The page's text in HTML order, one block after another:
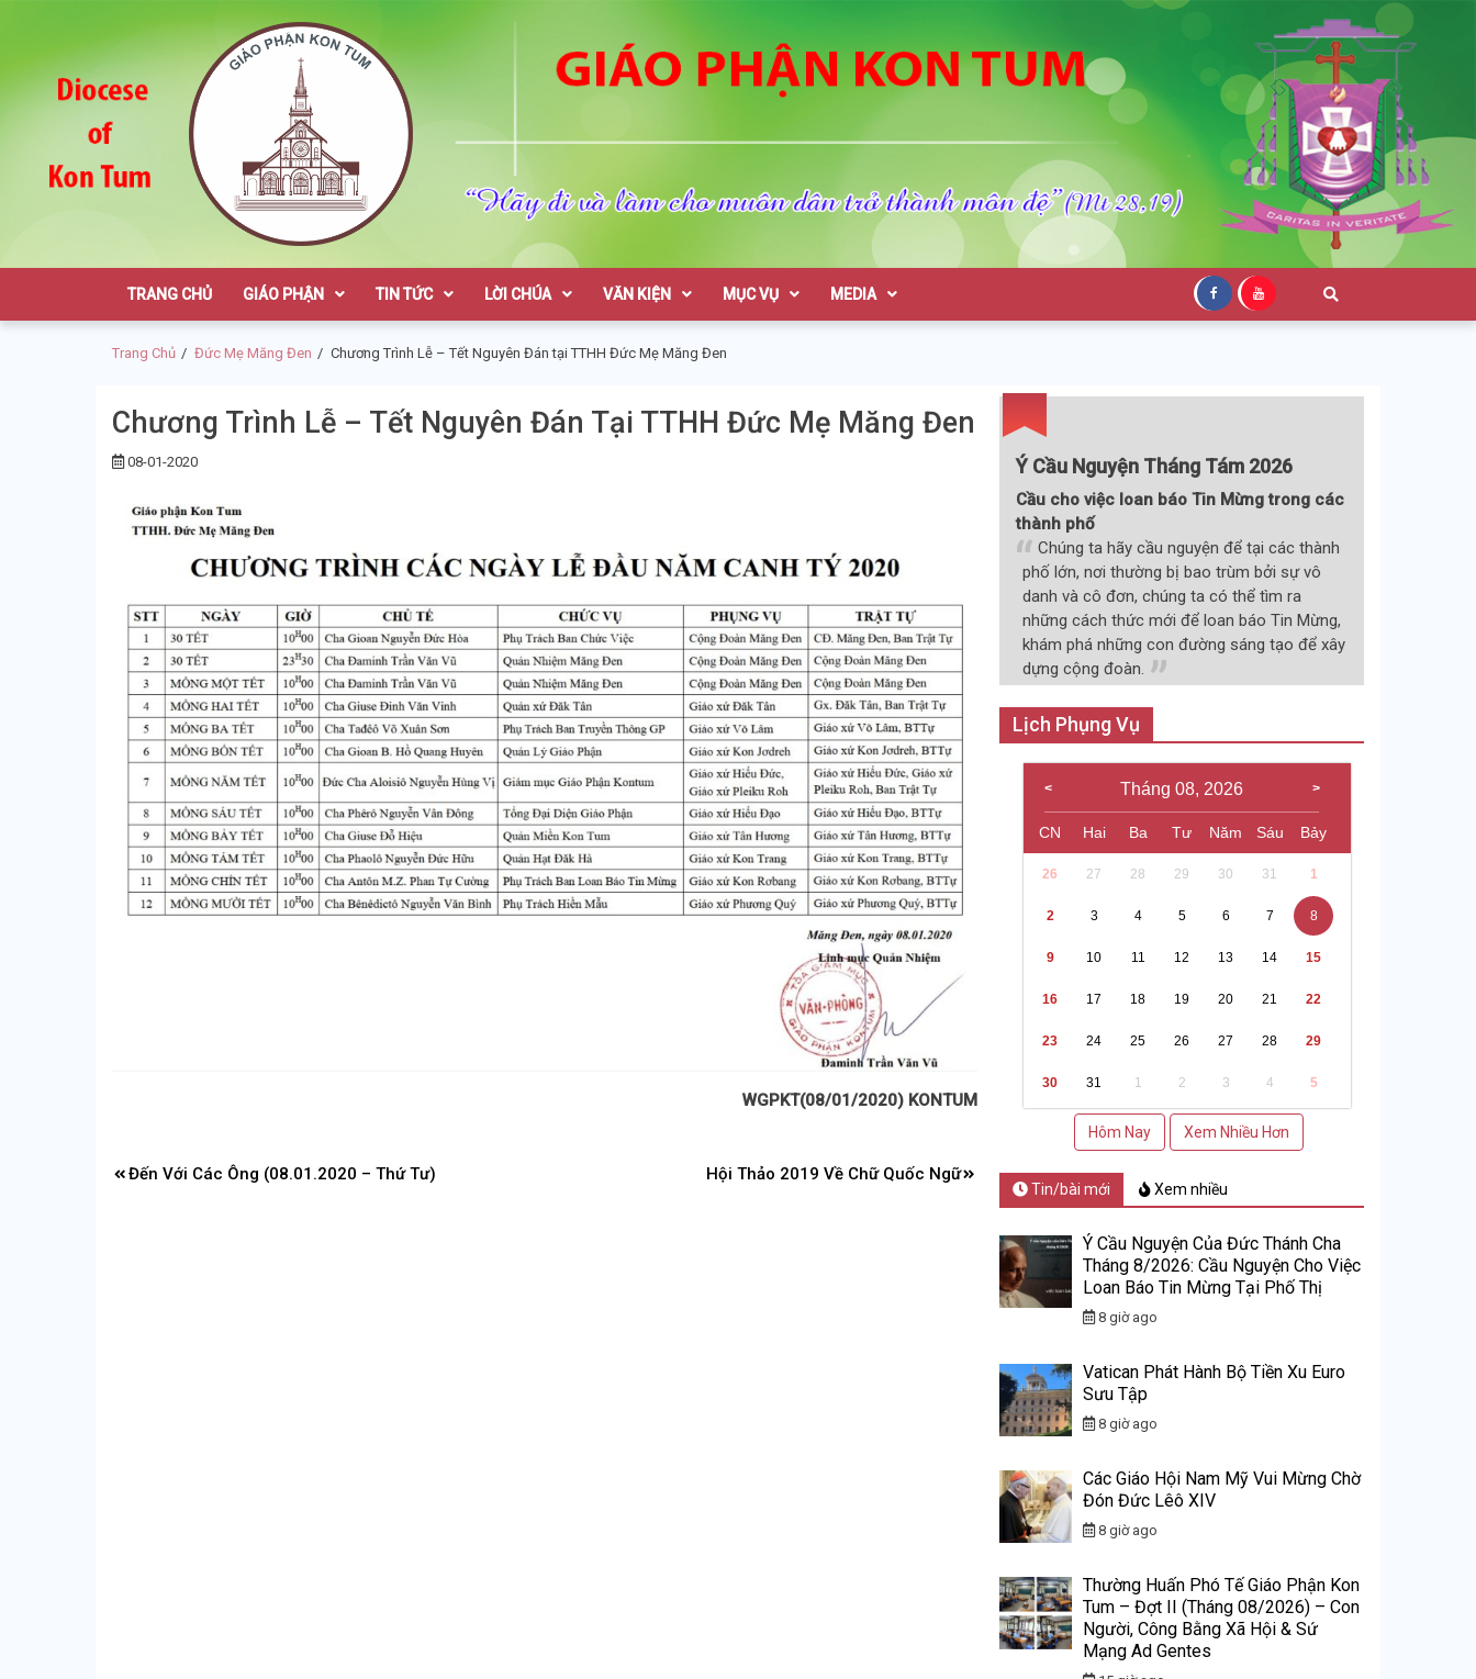
Giáo Phận Kon Tum
TRANG CHỦ GIÁO PHẬN TIN TỨC LỜI CHÚA VĂN KIỆN MỤC VỤ MEDIA
Trang Chủ Đức Mẹ Măng Đen Chương Trình Lễ – Tết Nguyên Đán tại TTHH Đức Mẹ Măng Đen
Chương Trình Lễ – Tết Nguyên Đán Tại TTHH Đức Mẹ Măng Đen
08-01-2020
WGPKT(08/01/2020) KONTUM
Điều
Đến Với Các Ông (08.01.2020 – Thứ Tư) Hội Thảo 2019 Về Chữ Quốc Ngữ
Ý Cầu Nguyện Tháng Tám 2026
Cầu cho việc loan báo Tin Mừng trong các
thành phố
Chúng ta hãy cầu nguyện để tại các thành
phố lớn, nơi thường bị bao trùm bởi sự vô
danh và cô đơn, chúng ta có thể tìm ra
những cách thức mới để loan báo Tin Mừng,
khám phá những con đường sáng tạo để xây
dựng cộng đoàn.
Lịch Phụng Vụ
Tháng 08, 2026
CN Hai Ba Tư Năm Sáu Bảy
26 27 28 29 30 31 1
2 3 4 5 6 7 8
9 10 11 12 13 14 15
16 17 18 19 20 21 22
23 24 25 26 27 28 29
30 31 1 2 3 4 5
Hôm Nay Xem Nhiều Hơn
Tin/bài mới Xem nhiều
Ý Cầu Nguyện Của Đức Thánh Cha
Tháng 8/2026: Cầu Nguyện Cho Việc
Loan Báo Tin Mừng Tại Phố Thị
8 giờ ago
Vatican Phát Hành Bộ Tiền Xu Euro
Sưu Tập
8 giờ ago
Các Giáo Hội Nam Mỹ Vui Mừng Chờ
Đón Đức Lêô XIV
8 giờ ago
Thường Huấn Phó Tế Giáo Phận Kon
Tum – Đợt II (Tháng 08/2026) – Con
Người, Công Bằng Xã Hội & Sứ
Mạng Ad Gentes